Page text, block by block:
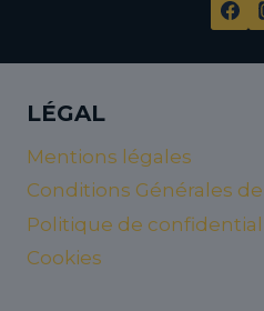
LÉGAL
Mentions légales
Conditions Générales de
Politique de
Cookies